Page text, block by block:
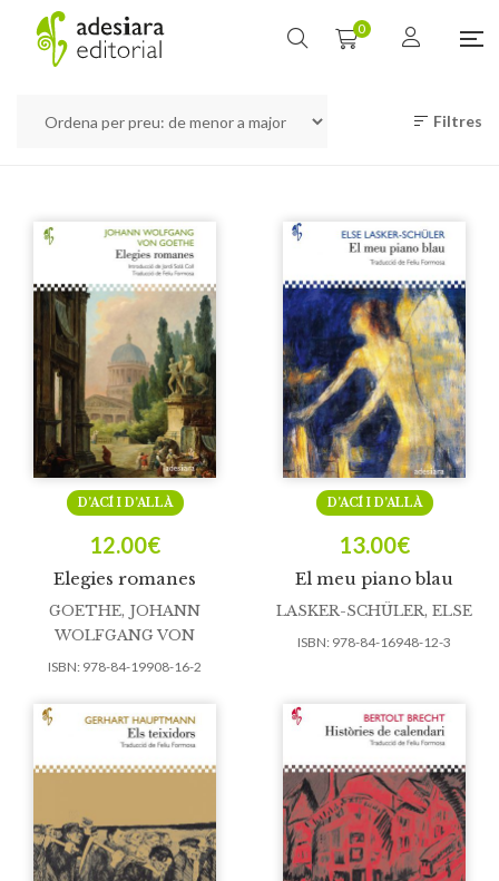
0
Filtres
Elegies romanes
D’ACÍ I D’ALLÀ
12.00€
GOETHE, JOHANN
WOLFGANG VON
ISBN: 978-84-19908-16-2
El meu piano blau
D’ACÍ I D’ALLÀ
13.00€
LASKER-SCHÜLER, ELSE
ISBN: 978-84-16948-12-3